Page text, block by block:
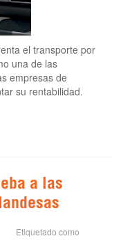
el transporte por
una de las
empresas de
su rentabilidad.
a las
Etiquetado como